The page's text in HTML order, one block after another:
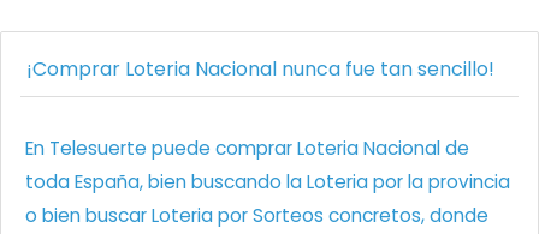
¡Comprar Loteria Nacional nunca fue tan sencillo!
En Telesuerte puede comprar Loteria Nacional de
toda España, bien buscando la Loteria por la provincia
o bien buscar Loteria por Sorteos concretos, donde